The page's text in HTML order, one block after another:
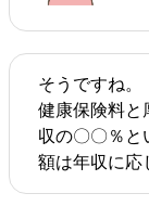
そうですね。
健康保険料と
収の〇〇％と
額は年収に応